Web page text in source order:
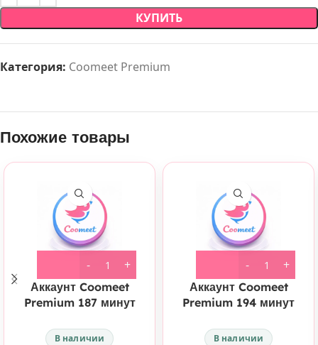
КУПИТЬ
Категория: Coomeet Premium
Похожие товары
Аккаунт Coomeet
Premium 187 минут
В наличии
Аккаунт Coomeet
Premium 194 минут
В наличии